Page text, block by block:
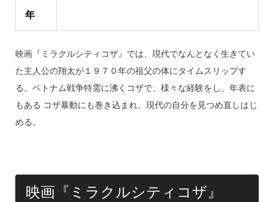
年
映画『ミラクルシティコザ』では、現代でなんとなく生きてい
た主人公の翔太が１９７０年の祖父の体にタイムスリップす
る。ベトナム戦争特需に沸くコザで、様々な経験をし、年表に
もある コザ暴動にも巻き込まれ、現代の自分を見つめ直しはじ
める。
映画『ミラクルシティコザ』